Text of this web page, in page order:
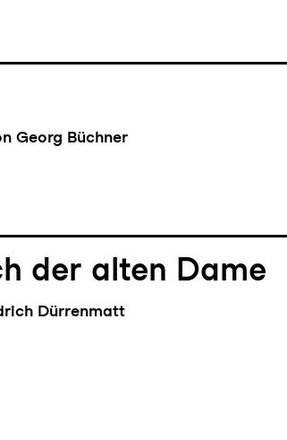
Georg Büchner
der alten Dame
Dürrenmatt